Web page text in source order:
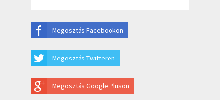
Megosztás Facebookon
Megosztás Twitteren
Megosztás Google Pluson